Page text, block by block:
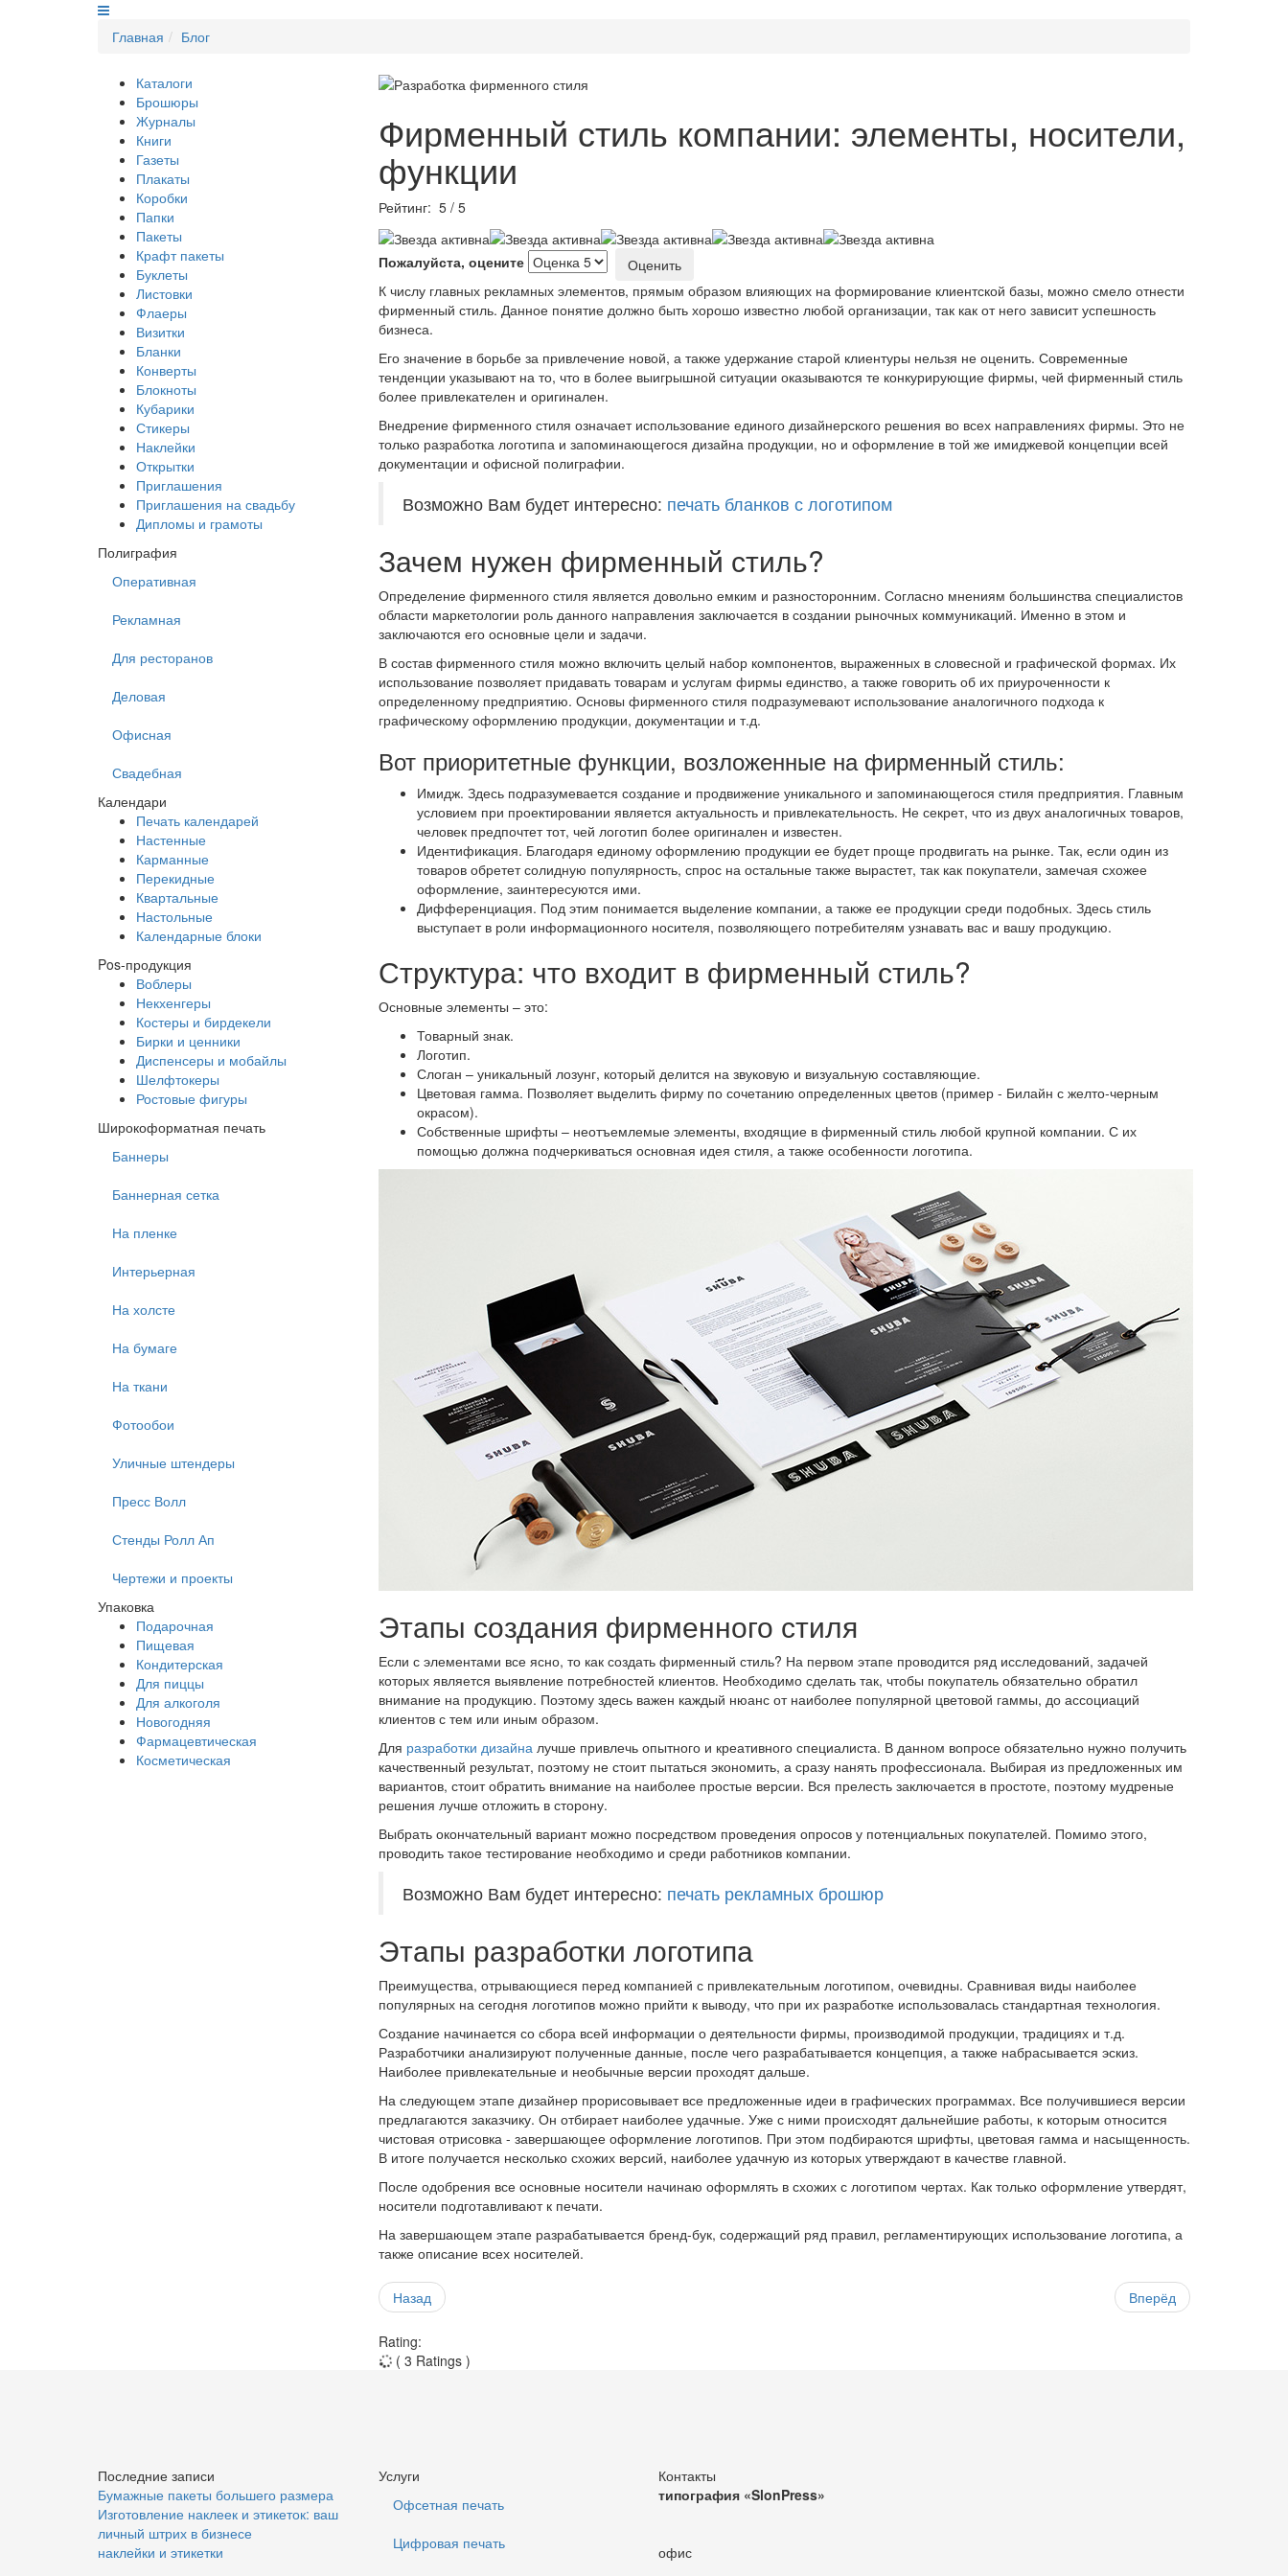
Главная Блог
Каталоги
Брошюры
Журналы
Книги
Газеты
Плакаты
Коробки
Папки
Пакеты
Крафт пакеты
Буклеты
Листовки
Флаеры
Визитки
Бланки
Конверты
Блокноты
Кубарики
Стикеры
Наклейки
Открытки
Приглашения
Приглашения на свадьбу
Дипломы и грамоты
Полиграфия
Оперативная
Рекламная
Для ресторанов
Деловая
Офисная
Свадебная
Календари
Печать календарей
Настенные
Карманные
Перекидные
Квартальные
Настольные
Календарные блоки
Pos-продукция
Воблеры
Некхенгеры
Костеры и бирдекели
Бирки и ценники
Диспенсеры и мобайлы
Шелфтокеры
Ростовые фигуры
Широкоформатная печать
Баннеры
Баннерная сетка
На пленке
Интерьерная
На холсте
На бумаге
На ткани
Фотообои
Уличные штендеры
Пресс Волл
Стенды Ролл Ап
Чертежи и проекты
Упаковка
Подарочная
Пищевая
Кондитерская
Для пиццы
Для алкоголя
Новогодняя
Фармацевтическая
Косметическая
Фирменный стиль компании: элементы, носители,
функции
Рейтинг: 5/ 5
Пожалуйста, оцените
К числу главных рекламных элементов, прямым образом влияющих на формирование клиентской базы, можно смело отнести
фирменный стиль. Данное понятие должно быть хорошо известно любой организации, так как от него зависит успешность
бизнеса.
Его значение в борьбе за привлечение новой, а также удержание старой клиентуры нельзя не оценить. Современные
тенденции указывают на то, что в более выигрышной ситуации оказываются те конкурирующие фирмы, чей фирменный стиль
более привлекателен и оригинален.
Внедрение фирменного стиля означает использование единого дизайнерского решения во всех направлениях фирмы. Это не
только разработка логотипа и запоминающегося дизайна продукции, но и оформление в той же имиджевой концепции всей
документации и офисной полиграфии.
Возможно Вам будет интересно: печать бланков с логотипом
Зачем нужен фирменный стиль?
Определение фирменного стиля является довольно емким и разносторонним. Согласно мнениям большинства специалистов
области маркетологии роль данного направления заключается в создании рыночных коммуникаций. Именно в этом и
заключаются его основные цели и задачи.
В состав фирменного стиля можно включить целый набор компонентов, выраженных в словесной и графической формах. Их
использование позволяет придавать товарам и услугам фирмы единство, а также говорить об их приуроченности к
определенному предприятию. Основы фирменного стиля подразумевают использование аналогичного подхода к
графическому оформлению продукции, документации и т.д.
Вот приоритетные функции, возложенные на фирменный стиль:
Имидж. Здесь подразумевается создание и продвижение уникального и запоминающегося стиля предприятия. Главным
условием при проектировании является актуальность и привлекательность. Не секрет, что из двух аналогичных товаров,
человек предпочтет тот, чей логотип более оригинален и известен.
Идентификация. Благодаря единому оформлению продукции ее будет проще продвигать на рынке. Так, если один из
товаров обретет солидную популярность, спрос на остальные также вырастет, так как покупатели, замечая схожее
оформление, заинтересуются ими.
Дифференциация. Под этим понимается выделение компании, а также ее продукции среди подобных. Здесь стиль
выступает в роли информационного носителя, позволяющего потребителям узнавать вас и вашу продукцию.
Структура: что входит в фирменный стиль?
Основные элементы – это:
Товарный знак.
Логотип.
Слоган – уникальный лозунг, который делится на звуковую и визуальную составляющие.
Цветовая гамма. Позволяет выделить фирму по сочетанию определенных цветов (пример - Билайн с желто-черным
окрасом).
Собственные шрифты – неотъемлемые элементы, входящие в фирменный стиль любой крупной компании. С их
помощью должна подчеркиваться основная идея стиля, а также особенности логотипа.
Этапы создания фирменного стиля
Если с элементами все ясно, то как создать фирменный стиль? На первом этапе проводится ряд исследований, задачей
которых является выявление потребностей клиентов. Необходимо сделать так, чтобы покупатель обязательно обратил
внимание на продукцию. Поэтому здесь важен каждый нюанс от наиболее популярной цветовой гаммы, до ассоциаций
клиентов с тем или иным образом.
Для разработки дизайна лучше привлечь опытного и креативного специалиста. В данном вопросе обязательно нужно получить
качественный результат, поэтому не стоит пытаться экономить, а сразу нанять профессионала. Выбирая из предложенных им
вариантов, стоит обратить внимание на наиболее простые версии. Вся прелесть заключается в простоте, поэтому мудреные
решения лучше отложить в сторону.
Выбрать окончательный вариант можно посредством проведения опросов у потенциальных покупателей. Помимо этого,
проводить такое тестирование необходимо и среди работников компании.
Возможно Вам будет интересно: печать рекламных брошюр
Этапы разработки логотипа
Преимущества, отрывающиеся перед компанией с привлекательным логотипом, очевидны. Сравнивая виды наиболее
популярных на сегодня логотипов можно прийти к выводу, что при их разработке использовалась стандартная технология.
Создание начинается со сбора всей информации о деятельности фирмы, производимой продукции, традициях и т.д.
Разработчики анализируют полученные данные, после чего разрабатывается концепция, а также набрасывается эскиз.
Наиболее привлекательные и необычные версии проходят дальше.
На следующем этапе дизайнер прорисовывает все предложенные идеи в графических программах. Все получившиеся версии
предлагаются заказчику. Он отбирает наиболее удачные. Уже с ними происходят дальнейшие работы, к которым относится
чистовая отрисовка - завершающее оформление логотипов. При этом подбираются шрифты, цветовая гамма и насыщенность.
В итоге получается несколько схожих версий, наиболее удачную из которых утверждают в качестве главной.
После одобрения все основные носители начинаю оформлять в схожих с логотипом чертах. Как только оформление утвердят,
носители подготавливают к печати.
На завершающем этапе разрабатывается бренд-бук, содержащий ряд правил, регламентирующих использование логотипа, а
также описание всех носителей.
Назад Вперёд
Rating:
( 3 Ratings )
Последние записи
Бумажные пакеты большего размера
Изготовление наклеек и этикеток: ваш
личный штрих в бизнесе
наклейки и этикетки
Услуги
Офсетная печать
Цифровая печать
Контакты
типография «SlonPress»
офис